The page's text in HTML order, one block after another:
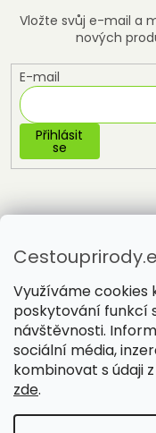
Využíváme cookies
poskytování funkcí
návštěvnosti.
sociální média,
kombinovat s údaji
zde.
Vložte svůj e-mail a
nových
E-mail
Přihlásit
se
Copyright 2026